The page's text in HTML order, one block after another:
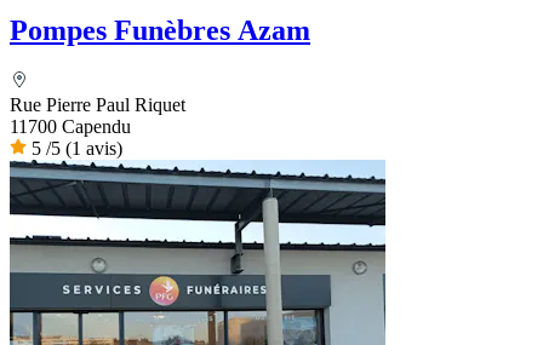
Pompes Funèbres Azam
Rue Pierre Paul Riquet
11700 Capendu
5 /5 (1 avis)